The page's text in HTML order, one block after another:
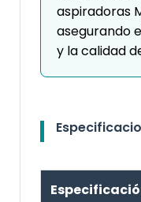
aspiradoras
asegurando
y la calidad